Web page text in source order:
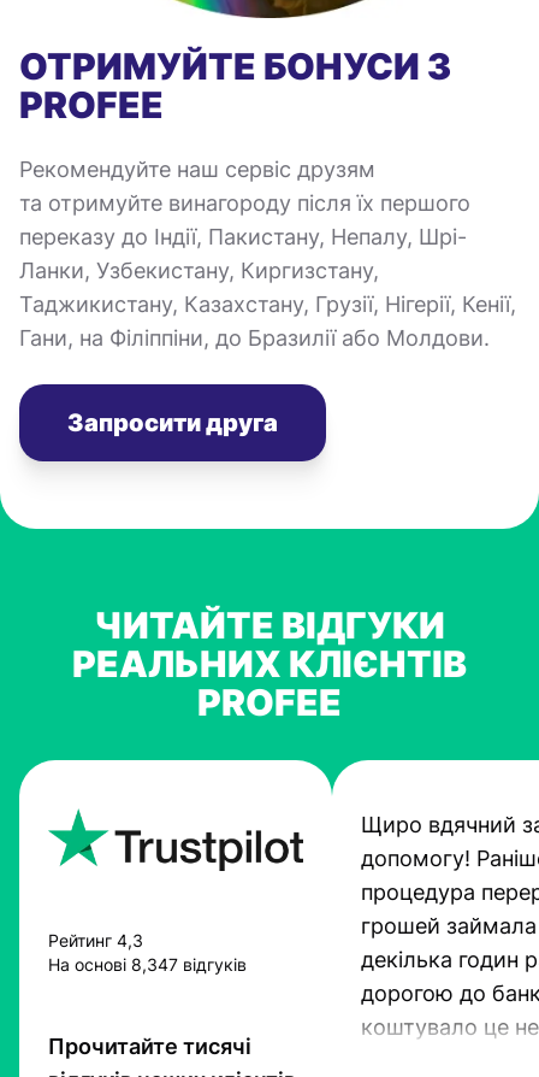
ОТРИМУЙТЕ БОНУСИ З
PROFEE
Рекомендуйте наш сервіс друзям
та отримуйте винагороду після їх першого
переказу до Індії, Пакистану, Непалу, Шрі-
Ланки, Узбекистану, Киргизстану,
Таджикистану, Казахстану, Грузії, Нігерії, Кенії,
Гани, на Філіппіни, до Бразилії або Молдови.
Запросити друга
ЧИТАЙТЕ ВІДГУКИ
РЕАЛЬНИХ КЛІЄНТІВ
PROFEE
Рейтинг 4,3
На основі 8,347 відгуків
Прочитайте тисячі
Щиро вдячний
допомогу!
процедура
грошей займала
декілька годин
дорогою до
коштувало це